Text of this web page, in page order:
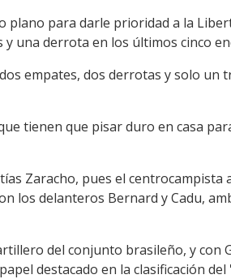
plano para darle prioridad a la
una derrota en los últimos cinco
empates, dos derrotas y solo un
tienen que pisar duro en casa
Zaracho, pues el
los delanteros Bernard y Cadu,
del conjunto brasileño, y con
destacado en la clasificación del